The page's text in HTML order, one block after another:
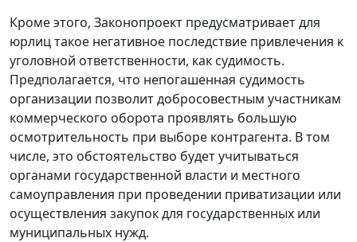
Кроме этого, Законопроект предусматривает для
юрлиц такое негативное последствие привлечения к
уголовной ответственности, как судимость.
Предполагается, что непогашенная судимость
организации позволит добросовестным участникам
коммерческого оборота проявлять большую
осмотрительность при выборе контрагента. В том
числе, это обстоятельство будет учитываться
органами государственной власти и местного
самоуправления при проведении приватизации или
осуществления закупок для государственных или
муниципальных нужд.